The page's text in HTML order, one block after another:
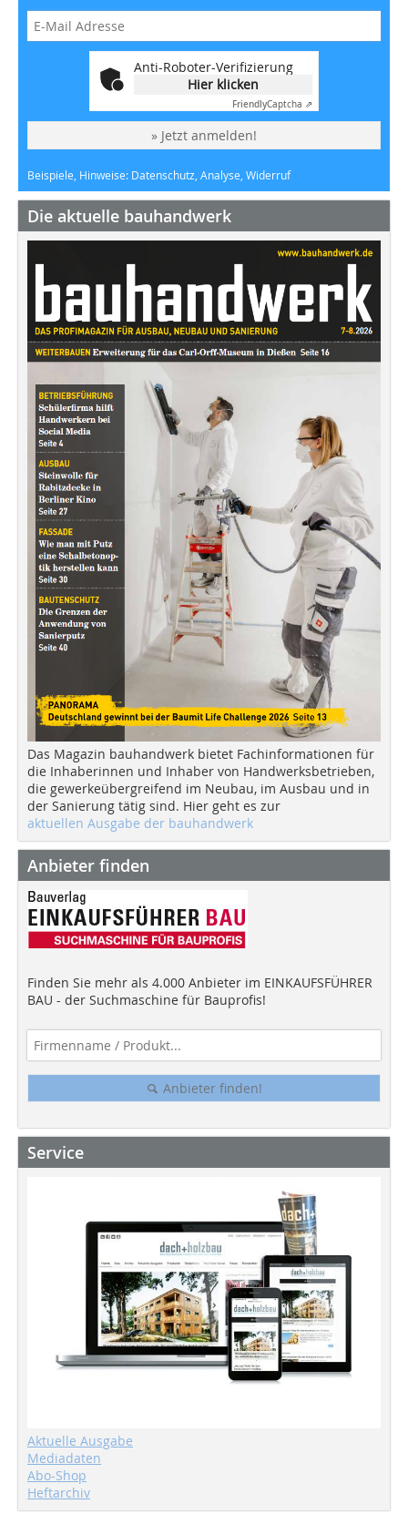
Anti-Roboter-Verifizierung
Hier klicken
FriendlyCaptcha ⇗
» Jetzt anmelden!
Beispiele, Hinweise: Datenschutz, Analyse, Widerruf
Die aktuelle bauhandwerk
Das Magazin bauhandwerk bietet Fachinformationen für
die Inhaberinnen und Inhaber von Handwerksbetrieben,
die gewerkeübergreifend im Neubau, im Ausbau und in
der Sanierung tätig sind. Hier geht es zur
aktuellen Ausgabe der bauhandwerk
Anbieter finden
Finden Sie mehr als 4.000 Anbieter im EINKAUFSFÜHRER
BAU - der Suchmaschine für Bauprofis!
Anbieter finden!
Service
Aktuelle Ausgabe
Mediadaten
Abo-Shop
Heftarchiv